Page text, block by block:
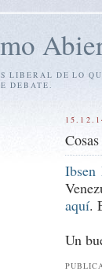
LIBERAL DE LO
DEBATE.
Ibsen
aquí.
Un